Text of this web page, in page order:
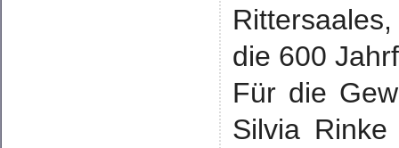
die 600
Für die
Silvia